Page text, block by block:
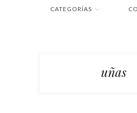
CATEGORÍAS
uñas